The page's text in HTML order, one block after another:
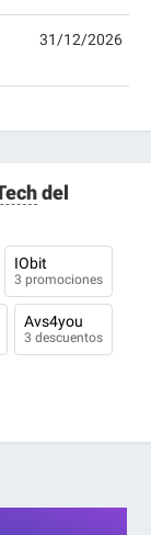
31/12/2026
del
IObit
3 promociones
Avs4you
3 descuentos